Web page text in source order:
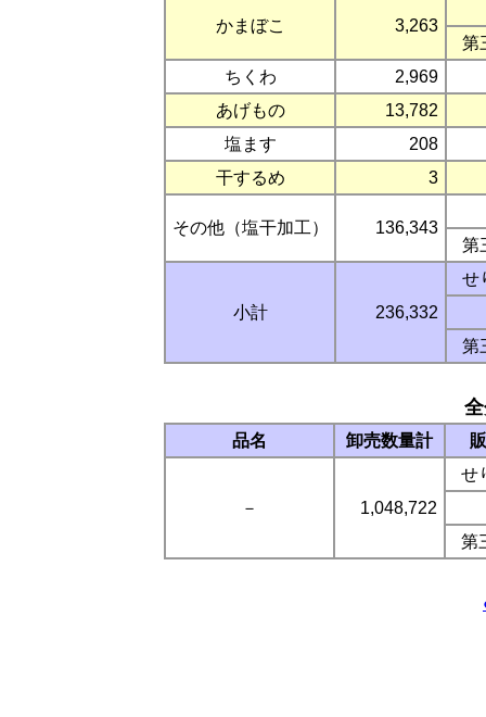
かまぼこ
3,263
第
ちくわ
2,969
あげもの
13,782
塩ます
208
干するめ
3
その他（塩干加工）
136,343
第
小計 236,332
せ
第
品名 卸売数量計
－ 1,048,722
せ
第